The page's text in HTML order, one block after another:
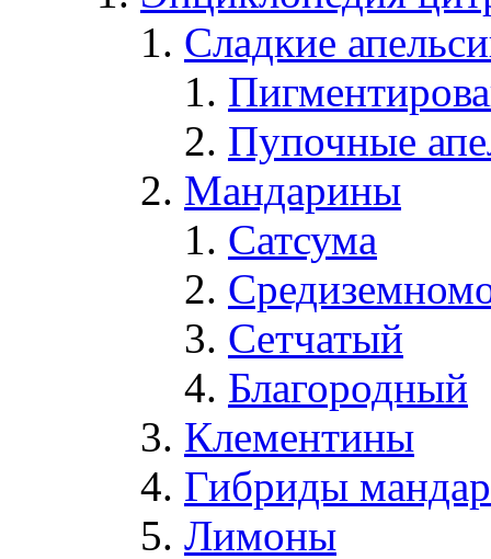
Сладкие
Пупочные
Мандарины
Сатсума
Сетчатый
Благородный
Клементины
Гибриды
Лимоны